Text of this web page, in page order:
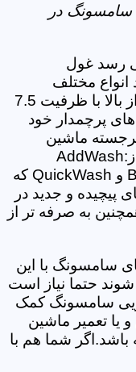
سامسونگ در
رسد غول
انواع مختلف
لباسشویی های درب از جلو و درب از بالا با ظرفیت 7.5
پرچمدار خود
ماشین
لباسشویی های سامسونگ عبارتند از:AddWash
Bubble Wash VRT Smart Control و QuickWash که
پیچیده و جدید در
به صرفه تر از
سامسونگ با این
حتما نیاز است
سامسونگ کمک
یا تعمیر ماشین
شما هم با